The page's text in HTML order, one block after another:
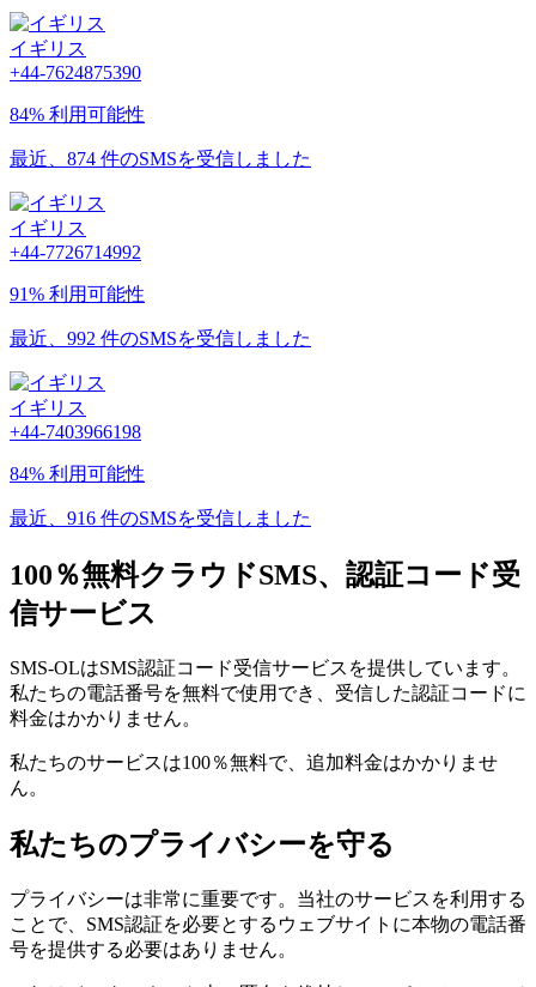
イギリス
+44-7624875390
84% 利用可能性
最近、874 件のSMSを受信しました
イギリス
+44-7726714992
91% 利用可能性
最近、992 件のSMSを受信しました
イギリス
+44-7403966198
84% 利用可能性
最近、916 件のSMSを受信しました
100％無料クラウドSMS、認証コード受
信サービス
SMS-OLはSMS認証コード受信サービスを提供しています。
私たちの電話番号を無料で使用でき、受信した認証コードに
料金はかかりません。
私たちのサービスは100％無料で、追加料金はかかりませ
ん。
私たちのプライバシーを守る
プライバシーは非常に重要です。当社のサービスを利用する
ことで、SMS認証を必要とするウェブサイトに本物の電話番
号を提供する必要はありません。